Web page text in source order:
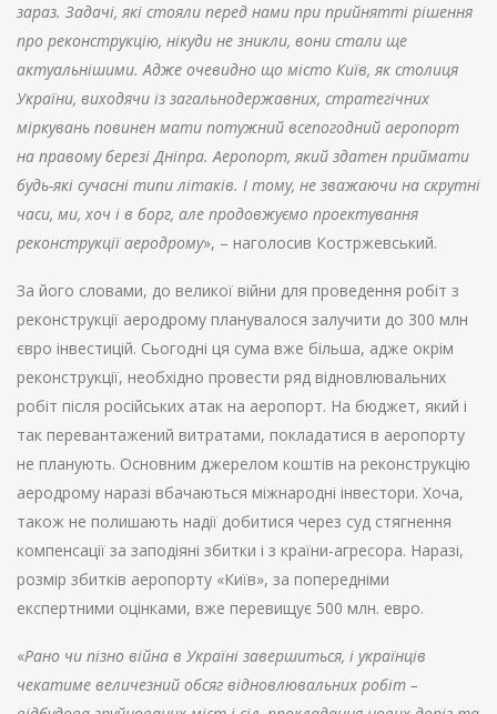
зараз. Задачі, які стояли перед нами при прийнятті рішення
про реконструкцію, нікуди не зникли, вони стали ще
актуальнішими. Адже очевидно що місто Київ, як столиця
України, виходячи із загальнодержавних, стратегічних
міркувань повинен мати потужний всепогодний аеропорт
на правому березі Дніпра. Аеропорт, який здатен приймати
будь-які сучасні типи літаків. І тому, не зважаючи на скрутні
часи, ми, хоч і в борг, але продовжуємо проектування
реконструкції аеродрому», – наголосив Костржевський.
За його словами, до великої війни для проведення робіт з
реконструкції аеродрому планувалося залучити до 300 млн
євро інвестицій. Сьогодні ця сума вже більша, адже окрім
реконструкції, необхідно провести ряд відновлювальних
робіт після російських атак на аеропорт. На бюджет, який і
так перевантажений витратами, покладатися в аеропорту
не планують. Основним джерелом коштів на реконструкцію
аеродрому наразі вбачаються міжнародні інвестори. Хоча,
також не полишають надії добитися через суд стягнення
компенсації за заподіяні збитки і з країни-агресора. Наразі,
розмір збитків аеропорту «Київ», за попередніми
експертними оцінками, вже перевищує 500 млн. евро.
«Рано чи пізно війна в Україні завершиться, і українців
чекатиме величезний обсяг відновлювальних робіт –